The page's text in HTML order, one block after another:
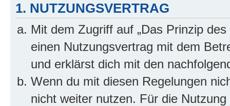
1. NUTZUNGSVERTRAG
Mit dem Zugriff auf „Das Prinzip
einen Nutzungsvertrag mit dem
und erklärst dich mit den
Wenn du mit diesen Regelungen
nicht weiter nutzen. Für die